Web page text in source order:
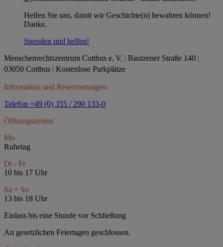
Helfen Sie uns, damit wir Geschichte(n) bewahren können!
Danke.
Spenden und helfen!
Menschenrechtszentrum Cottbus e. V. | Bautzener Straße 140 |
03050 Cottbus | Kostenlose Parkplätze
Information und Reservierungen:
Telefon +49 (0) 355 / 290 133-0
Öffnungszeiten:
Mo
Ruhetag
Di - Fr
10 bis 17 Uhr
Sa + So
13 bis 18 Uhr
Einlass bis eine Stunde vor Schließung
An gesetzlichen Feiertagen geschlossen.